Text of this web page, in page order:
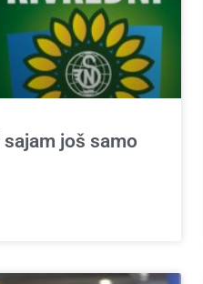
još samo